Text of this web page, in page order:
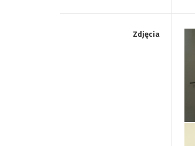
Zdjęcia